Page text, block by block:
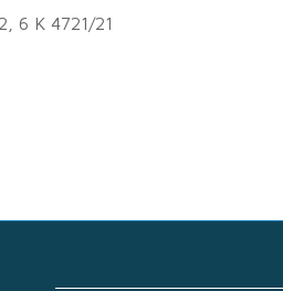
6 K 4721/21